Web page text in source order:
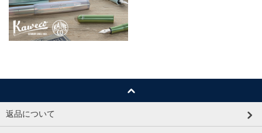
返品について